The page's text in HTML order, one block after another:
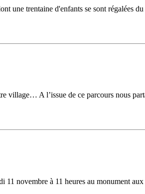
une trentaine d'enfants se sont régalées
A l’issue de ce parcours nous
novembre à 11 heures au monument